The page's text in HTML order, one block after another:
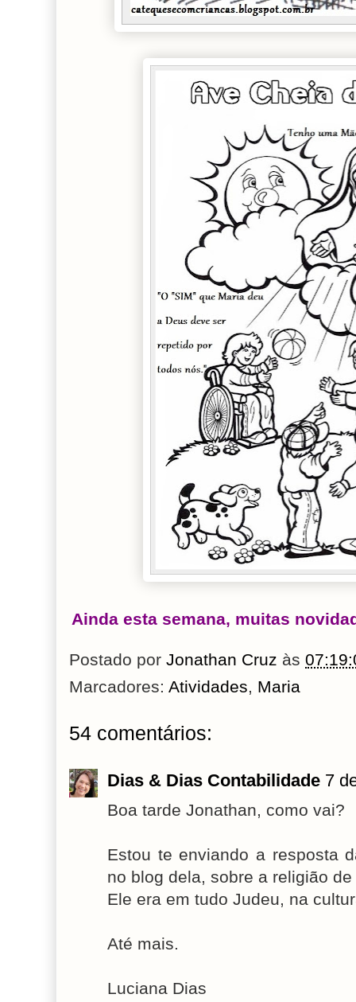
Ainda esta semana, muitas
Postado por Jonathan Cruz às
Marcadores: Atividades, Maria
54 comentários:
Dias & Dias Contabilidade 7
Boa tarde Jonathan, como vai?
Estou te enviando a resposta
no blog dela, sobre a religião
Ele era em tudo Judeu, na
Até mais.
Luciana Dias